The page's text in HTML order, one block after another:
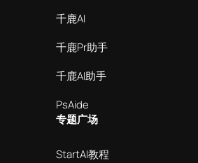
千鹿AI
千鹿Pr助手
千鹿AI助手
PsAide
专题广场
StartAI教程